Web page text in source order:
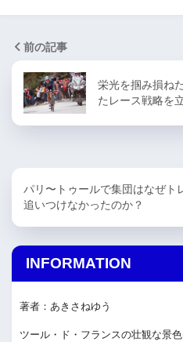
前の記事
栄光を掴み損ね
たレース戦略を
パリ〜トゥールで集団はなぜト
追いつけなかったのか？
INFORMATION
著者：あきさねゆう
ツール・ド・フランスの壮観な景